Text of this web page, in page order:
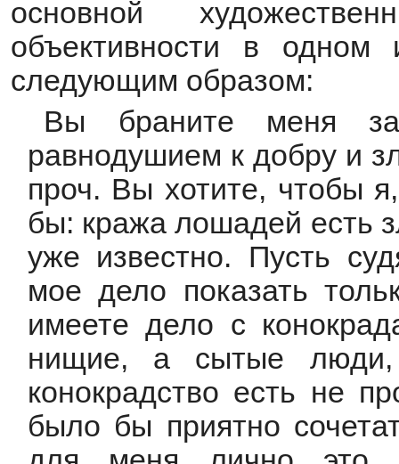
основной
объективности в
следующим образом:
Вы браните меня за
равнодушием к добру и
проч. Вы хотите, чтобы
бы: кража лошадей есть
уже известно. Пусть
мое дело показать
имеете дело с
нищие, а сытые
конокрадство есть не
было бы приятно